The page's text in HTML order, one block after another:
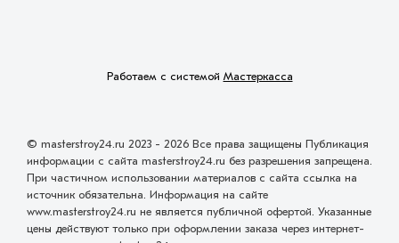
Работаем с системой Мастеркасса
© masterstroy24.ru 2023 - 2026 Все права защищены Публикация
информации с сайта masterstroy24.ru без разрешения запрещена.
При частичном использовании материалов с сайта ссылка на
источник обязательна. Информация на сайте
www.masterstroy24.ru не является публичной офертой. Указанные
цены действуют только при оформлении заказа через интернет-